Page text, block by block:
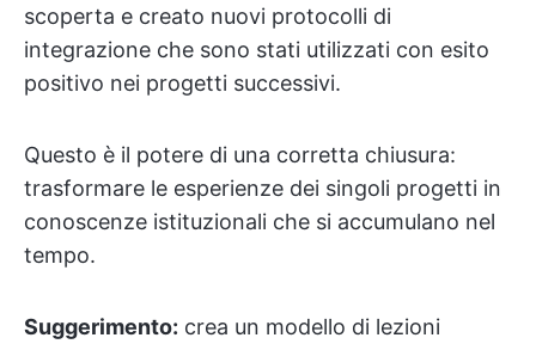
scoperta e creato nuovi protocolli di
integrazione che sono stati utilizzati con esito
positivo nei progetti successivi.
Questo è il potere di una corretta chiusura:
trasformare le esperienze dei singoli progetti in
conoscenze istituzionali che si accumulano nel
tempo.
Suggerimento: crea un modello di lezioni